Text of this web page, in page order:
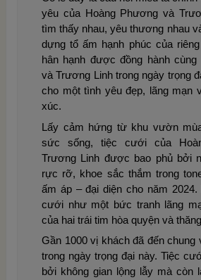
yêu của Hoàng Phương và
tìm thấy nhau, yêu thương nhau
dựng tổ ấm hạnh phúc của
hân hạnh được đồng hành
và Trương Linh trong ngày trọng
cho một tình yêu đẹp, lãng mạn
xúc.
Lấy cảm hứng từ khu vườn
sức sống, tiệc cưới của
Trương Linh được bao phủ bởi
rực rỡ, khoe sắc thắm trong
ấm áp – đại diện cho năm 2024.
cưới như một bức tranh lãng
của hai trái tim hòa quyện và
Gần 1000 vị khách đã đến chung
trong ngày trọng đại này. Tiệc
bởi không gian lộng lẫy mà còn